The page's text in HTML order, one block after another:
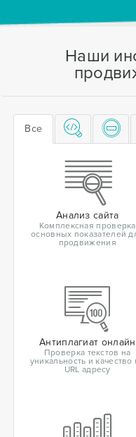
Наши
Все
Анализ сайта
Комплексная проверка
основных показателей
продвижения
Антиплагиат онлайн
Проверка текстов на
уникальность и качество
URL адресу